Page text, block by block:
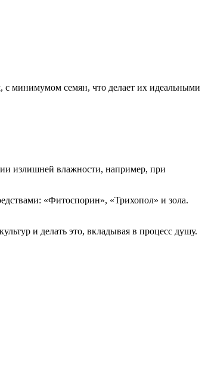
с минимумом семян, что делает их идеальными
излишней влажности, например, при
«Фитоспорин», «Трихопол» и зола.
и делать это, вкладывая в процесс душу.